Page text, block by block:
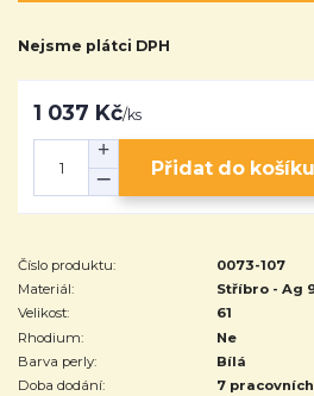
Nejsme plátci DPH
1 037 Kč/ks
Přidat do košíku
Číslo produktu:
0073-107
Materiál:
Stříbro - Ag
Velikost:
61
Rhodium:
Ne
Barva perly:
Bílá
Doba dodání:
7